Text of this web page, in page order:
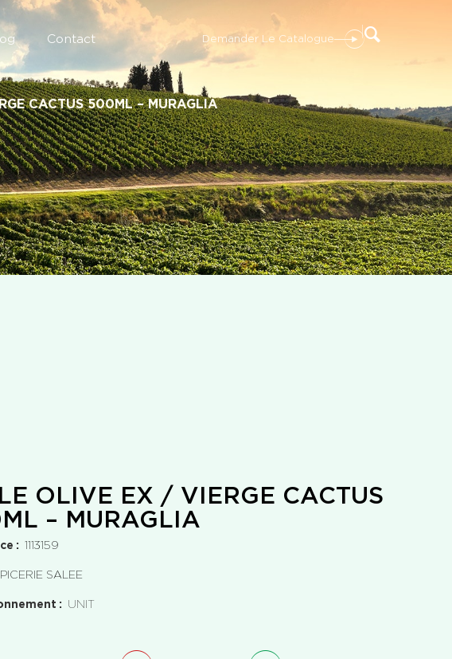
Contact Demander Le Catalogue
CACTUS 500ML – MURAGLIA
OLIVE EX / VIERGE CACTUS
– MURAGLIA
UNIT
1113159
SALEE